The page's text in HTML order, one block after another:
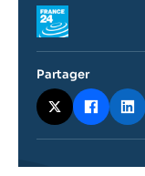
Logo
Partager